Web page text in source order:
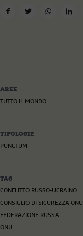
AREE
TUTTO IL MONDO
TIPOLOGIE
PUNCTUM
TAG
CONFLITTO RUSSO-UCRAINO
CONSIGLIO DI SICUREZZA ONU
FEDERAZIONE RUSSA
ONU